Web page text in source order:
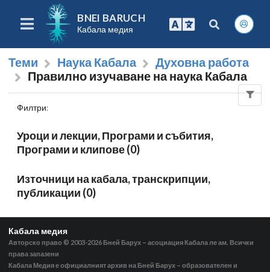
BNEI BARUCH
Кабала медия
Теми Наука Кабала
Духовна работа
Правилно изучаване на наука Кабала
Филтри:
Уроци и лекции, Програми и събития,
Програми и клипове (0)
Източници на кабала, транскрипции,
публикации (0)
Кабала медия
Авторско право © 2003-2026 Бней Барух – асоциация Кабала ле ам. Всички
права запазени
Кабала Медия е официалният архив на Бней Барух – образователен и